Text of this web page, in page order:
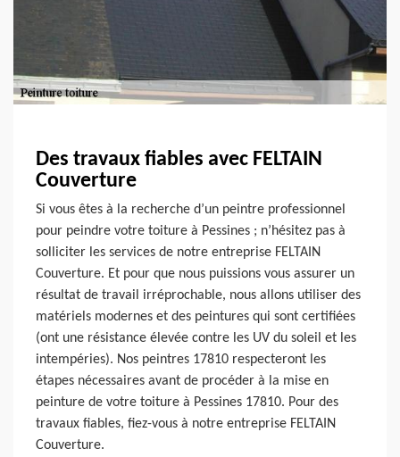
Des travaux fiables avec FELTAIN
Couverture
Si vous êtes à la recherche d’un peintre professionnel
pour peindre votre toiture à Pessines ; n’hésitez pas à
solliciter les services de notre entreprise FELTAIN
Couverture. Et pour que nous puissions vous assurer un
résultat de travail irréprochable, nous allons utiliser des
matériels modernes et des peintures qui sont certifiées
(ont une résistance élevée contre les UV du soleil et les
intempéries). Nos peintres 17810 respecteront les
étapes nécessaires avant de procéder à la mise en
peinture de votre toiture à Pessines 17810. Pour des
travaux fiables, fiez-vous à notre entreprise FELTAIN
Couverture.